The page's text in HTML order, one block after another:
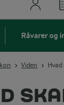
Råvarer og
Viden Hvad